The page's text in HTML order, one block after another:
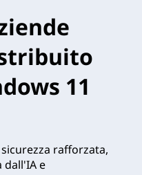
11
rafforzata,
e